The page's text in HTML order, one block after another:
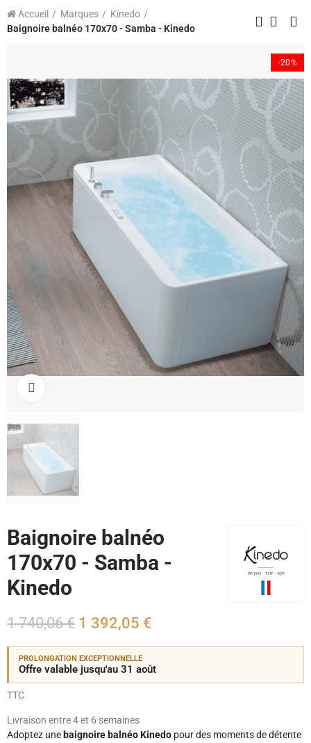
Accueil Marques
Kinedo
Baignoire balnéo 170x70 - Samba - Kinedo
-20%
Baignoire balnéo
170x70 - Samba -
Kinedo
1 740,06 € 1 392,05 €
PROLONGATION EXCEPTIONNELLE
Offre valable jusqu'au 31 août
TTC
Livraison entre 4 et 6 semaines
Adoptez une baignoire balnéo Kinedo pour des moments de détente